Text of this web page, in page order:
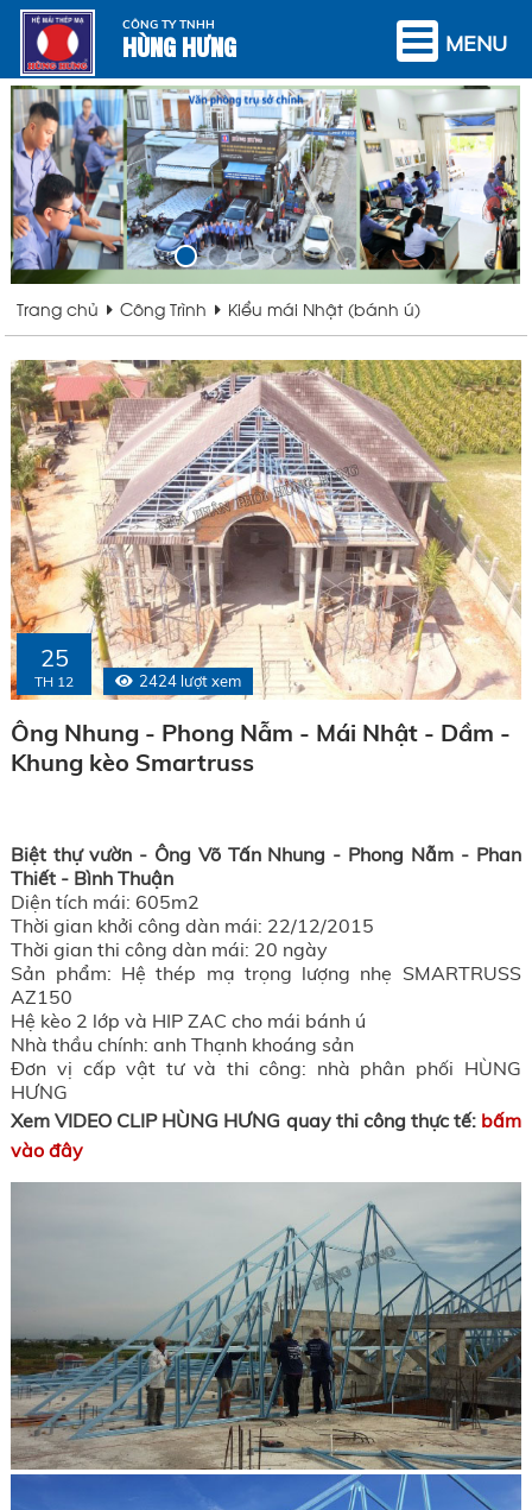
CÔNG TY TNHH
HÙNG HƯNG MENU
Trang chủ Công Trình Kiểu mái Nhật (bánh ú)
25
TH 12 2424 lượt xem
Ông Nhung - Phong Nẫm - Mái Nhật - Dầm -
Khung kèo Smartruss
Biệt thự vườn - Ông Võ Tấn Nhung - Phong Nẫm - Phan
Thiết - Bình Thuận
Diện tích mái: 605m2
Thời gian khởi công dàn mái: 22/12/2015
Thời gian thi công dàn mái: 20 ngày
Sản phẩm: Hệ thép mạ trọng lượng nhẹ SMARTRUSS
AZ150
Hệ kèo 2 lớp và HIP ZAC cho mái bánh ú
Nhà thầu chính: anh Thạnh khoáng sản
Đơn vị cấp vật tư và thi công: nhà phân phối HÙNG
HƯNG
Xem VIDEO CLIP HÙNG HƯNG quay thi công thực tế: bấm
vào đây